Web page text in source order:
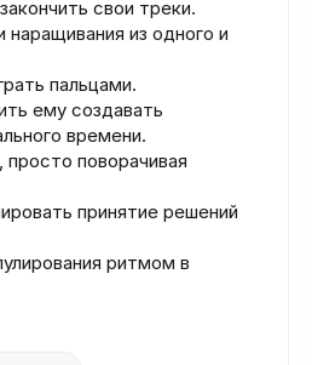
свои треки.
из одного и
пальцами.
ему создавать
времени.
поворачивая
принятие решений
ритмом в